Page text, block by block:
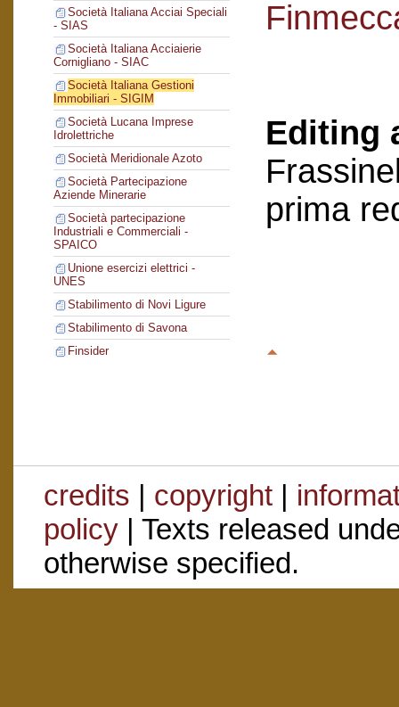
Società Italiana Acciai Speciali
- SIAS
Società Italiana Acciaierie
Cornigliano - SIAC
Società Italiana Gestioni
Immobiliari - SIGIM
Società Lucana Imprese
Idrolettriche
Società Meridionale Azoto
Società Partecipazione
Aziende Minerarie
Società partecipazione
Industriali e Commerciali -
SPAICO
Unione esercizi elettrici -
UNES
Stabilimento di Novi Ligure
Stabilimento di Savona
Finsider
Editing
prima
credits | copyright|
policy| Texts released
otherwise specified.